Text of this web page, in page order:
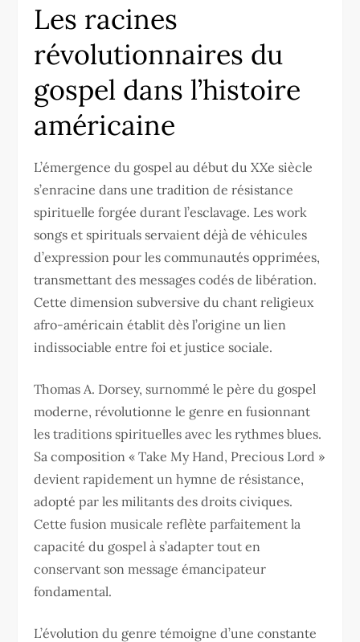
Les racines
révolutionnaires du
gospel dans l’histoire
américaine
L’émergence du gospel au début du XXe siècle
s’enracine dans une tradition de résistance
spirituelle forgée durant l’esclavage. Les work
songs et spirituals servaient déjà de véhicules
d’expression pour les communautés opprimées,
transmettant des messages codés de libération.
Cette dimension subversive du chant religieux
afro-américain établit dès l’origine un lien
indissociable entre foi et justice sociale.
Thomas A. Dorsey, surnommé le père du gospel
moderne, révolutionne le genre en fusionnant
les traditions spirituelles avec les rythmes blues.
Sa composition « Take My Hand, Precious Lord »
devient rapidement un hymne de résistance,
adopté par les militants des droits civiques.
Cette fusion musicale reflète parfaitement la
capacité du gospel à s’adapter tout en
conservant son message émancipateur
fondamental.
L’évolution du genre témoigne d’une constante